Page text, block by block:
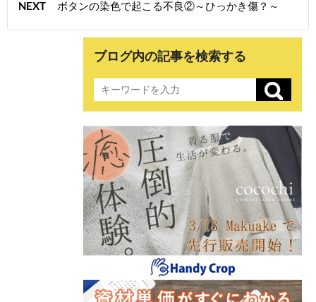
NEXT ボタンの染色で起こる不良②～ひっかき傷？～
ブログ内の記事を検索する